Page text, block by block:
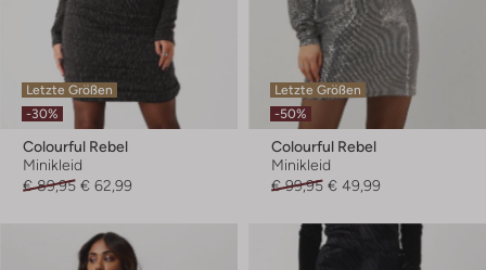
Letzte Größen
-30%
Colourful Rebel
Minikleid
€ 89,95 € 62,99
Letzte Größen
-50%
Colourful Rebel
Minikleid
€ 99,95 € 49,99